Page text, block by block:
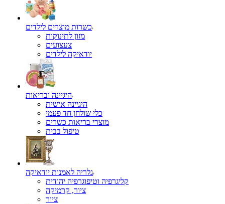
כשרות מוצרים לילדים
מזון לתינוקות
צעצועים
יודאיקה לילדים
היגיינה ובריאות
היגיינה אישית
כלי שולחן חד פעמי
מוצרי בריאות כשרים
טיפול בבית
גלריה לאמנות יודאיקה
קליגרפיה וטיפוגרפיה יהודית
ציור, קרמיקה
ציור